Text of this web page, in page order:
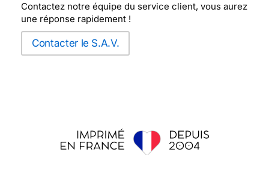
Contactez notre équipe du service client, vous aurez
une réponse rapidement !
Contacter le S.A.V.